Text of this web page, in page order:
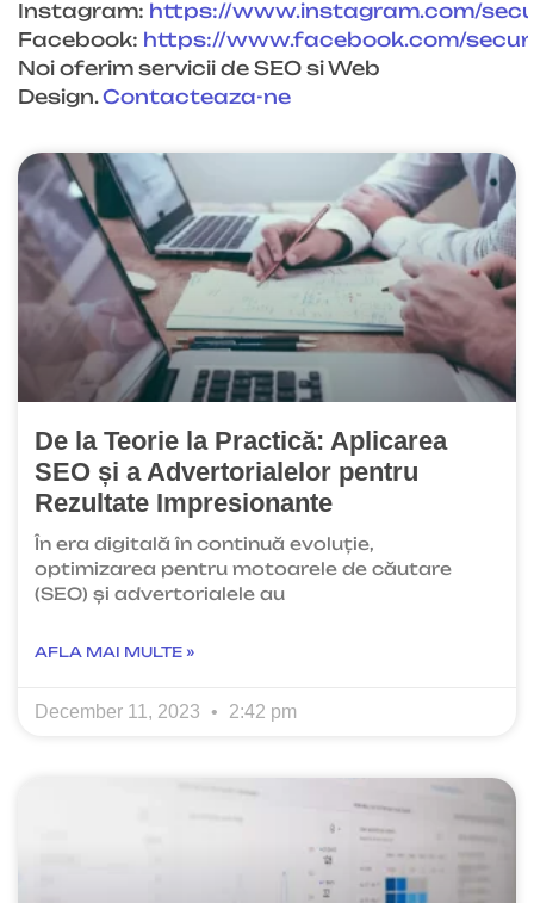
Instagram: https://www.instagram.com/
Facebook: https://www.facebook.com/
Noi oferim servicii de SEO si Web
Design.Contacteaza-ne
De la Teorie la Practică: Aplicarea
SEO și a Advertorialelor pentru
Rezultate Impresionante
În era digitală în continuă evoluție,
optimizarea pentru motoarele de căutare
(SEO) și advertorialele au
AFLA MAI MULTE »
December 11, 2023 2:42 pm